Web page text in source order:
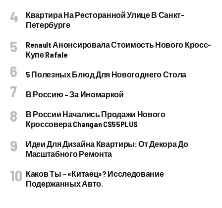
Квартира На Ресторанной Улице В Санкт-
Петербурге
Renault Анонсировала Стоимость Нового Кросс-
Купе Rafale
5 Полезных Блюд Для Новогоднего Стола
В Россию – За Иномаркой
В России Начались Продажи Нового
Кроссовера Changan CS55PLUS
Идеи Для Дизайна Квартиры: От Декора До
Масштабного Ремонта
Каков Ты – «китаец»? Исследование
Подержанных Авто.